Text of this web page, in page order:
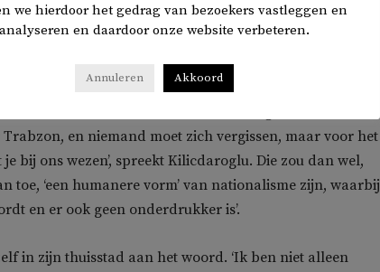
podium in Trabzon aan de Zwarte Zee. Hij is op
zijn zijde staat de populaire burgemeester van
die uit deze stad vandaan komt.
en niemand moet zich vergissen, maar voor het
bij ons wezen’, spreekt Kilicdaroglu. Die zou dan wel,
toe, ‘een humanere vorm’ van nationalisme zijn, waarbij
en er ook geen onderdrukker is’.
in zijn thuisstad aan het woord. ‘Ik ben niet alleen
we hierdoor het gedrag van bezoekers vastleggen en
analyseren en daardoor onze website verbeteren.
Annuleren Akkoord